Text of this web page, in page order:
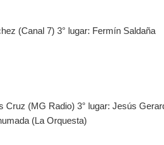
(Canal 7) 3° lugar: Fermín Saldaña
Cruz (MG Radio) 3° lugar: Jesús
(La Orquesta)